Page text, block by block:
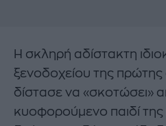
Η σκληρή αδίστακτη
ξενοδοχείου της
δίστασε να «σκοτώσει»
κυοφορούμενο παιδί